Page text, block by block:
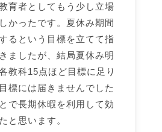
育者としてもう少し立場
かったです。夏休み期間
るという目標を立てて指
ましたが、結局夏休み明
教科15点ほど目標に足り
標には届きませんでした
で長期休暇を利用して効
と思います。